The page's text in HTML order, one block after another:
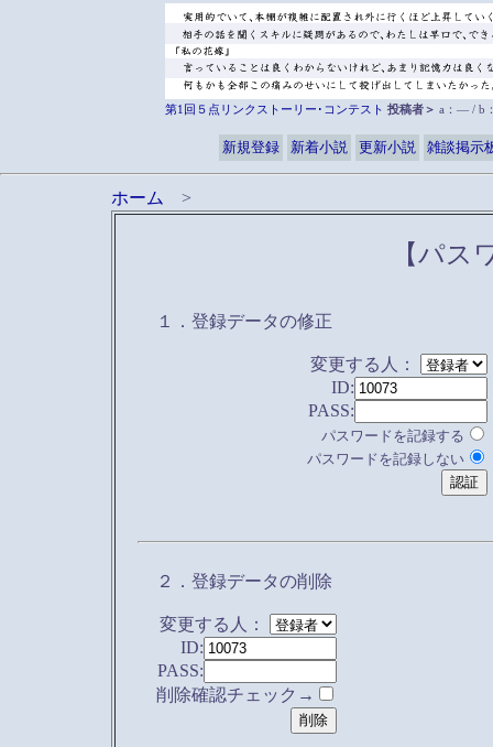
第1回５点リンクストーリー･コンテスト 投稿者＞ a：― / b
新規登録 新着小説 更新小説 雑談掲示
ホーム >
【パス
１．登録データの修正
変更する人：
ID:
PASS:
パスワードを記録する
パスワードを記録しない
２．登録データの削除
変更する人：
ID:
PASS:
削除確認チェック→